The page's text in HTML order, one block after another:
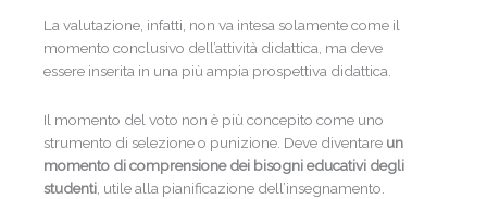
La valutazione, infatti, non va intesa solamente come il
momento conclusivo dell’attività didattica, ma deve
essere inserita in una più ampia prospettiva didattica.
Il momento del voto non è più concepito come uno
strumento di selezione o punizione. Deve diventare un
momento di comprensione dei bisogni educativi degli
studenti , utile alla pianificazione dell’insegnamento.